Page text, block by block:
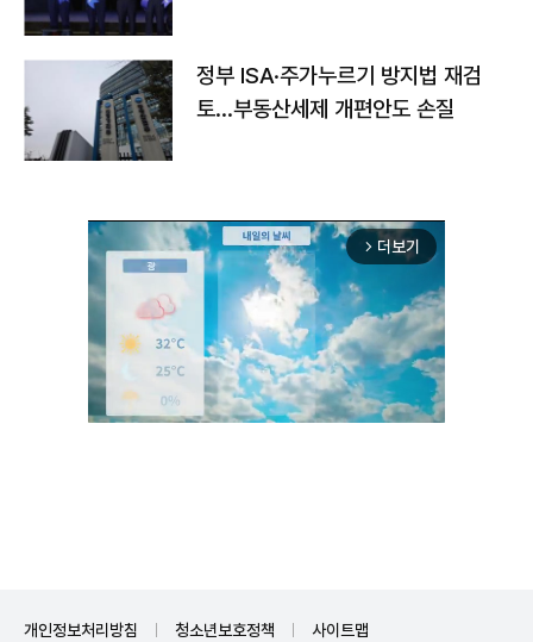
정부 ISA·주가누르기 방지법 재검
토…부동산세제 개편안도 손질
arrow_forward_ios 더보기
개인정보처리방침 청소년보호정책 사이트맵